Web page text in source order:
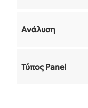
Ανάλυση
Τύπος Panel